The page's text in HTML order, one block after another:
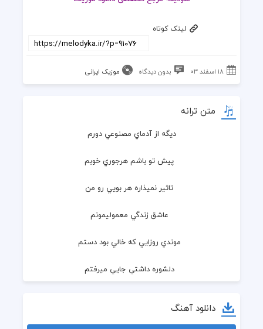
لینک کوتاه
۱۸ اسفند ۰۳ بدون دیدگاه موزیک ایرانی
متن ترانه
ديگه از آدماي مصنوعي دورم
  پيش تو باشم هرجوري خوبم
  تاثير نميذاره هر بويي رو من
  عاشق زندگي معموليمونم
  موندي روزايي كه خالي بود دستم
  دلشوره داشتي جايي ميرفتم
  ولي ديدي آخرشم به تو برگشتم
دانلود آهنگ